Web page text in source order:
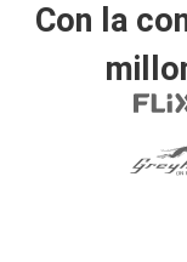
Con la